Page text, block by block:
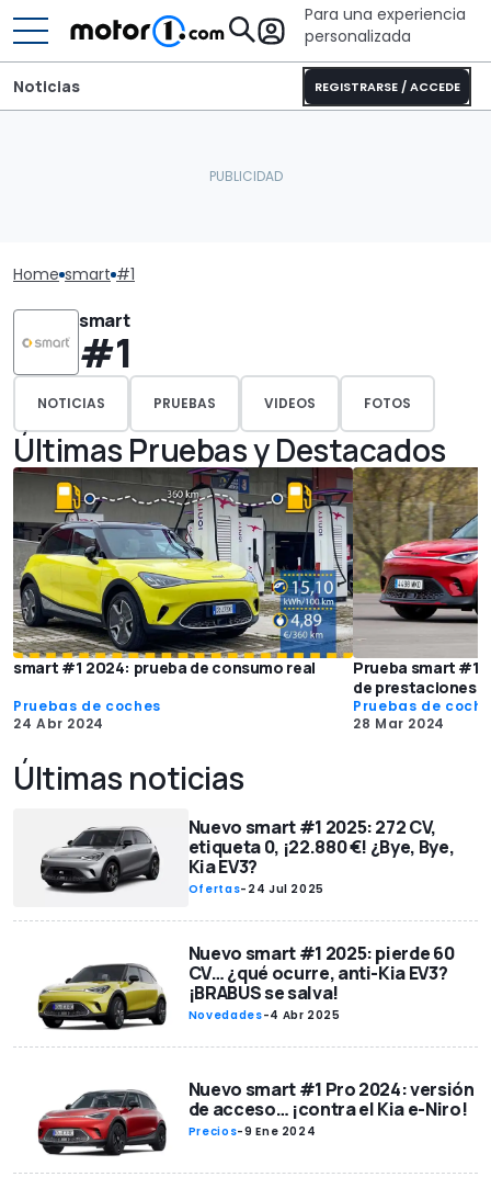
Para una experiencia
personalizada
REGISTRARSE / ACCEDE
Noticias
Home smart #1
smart
#1
NOTICIAS PRUEBAS VIDEOS FOTOS
Últimas Pruebas y Destacados
smart #1 2024: prueba de consumo real
Pruebas de coches
24 Abr 2024
Prueba smart #1
de prestaciones!
Pruebas de
28 Mar 2024
Últimas noticias
Nuevo smart #1 2025: 272 CV,
etiqueta 0, ¡22.880 €! ¿Bye, Bye,
Kia EV3?
Ofertas- 24 Jul 2025
Nuevo smart #1 2025: pierde 60
CV… ¿qué ocurre, anti-Kia EV3?
¡BRABUS se salva!
Novedades-4 Abr 2025
Nuevo smart #1 Pro 2024: versión
de acceso… ¡contra el Kia e-Niro!
Precios-9 Ene 2024